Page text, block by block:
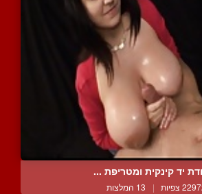
יד קינקית ומטריפת ...
צפיות | 13 המלצות